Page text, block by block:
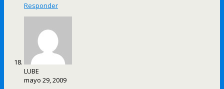
Responder
LUBE
mayo 29, 2009